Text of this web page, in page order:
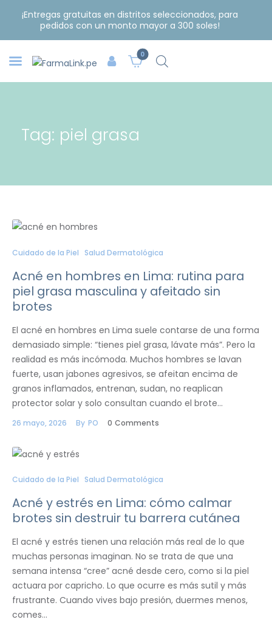
¡Entregas gratuitas en distritos seleccionados, para
pedidos con un monto mayor a 300 soles!
0
Tag: piel grasa
Cuidado de la Piel Salud Dermatológica
Acné en hombres en Lima: rutina para
piel grasa masculina y afeitado sin
brotes
El acné en hombres en Lima suele contarse de una forma
demasiado simple: “tienes piel grasa, lávate más”. Pero la
realidad es más incómoda. Muchos hombres se lavan
fuerte, usan jabones agresivos, se afeitan encima de
granos inflamados, entrenan, sudan, no reaplican
protector solar y solo consultan cuando el brote…
26 mayo, 2026 By PO 0 Comments
Cuidado de la Piel Salud Dermatológica
Acné y estrés en Lima: cómo calmar
brotes sin destruir tu barrera cutánea
El acné y estrés tienen una relación más real de lo que
muchas personas imaginan. No se trata de que una
semana intensa “cree” acné desde cero, como si la piel
actuara por capricho. Lo que ocurre es más sutil y más
frustrante. Cuando vives bajo presión, duermes menos,
comes…